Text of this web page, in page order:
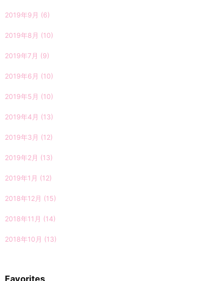
2019年9月 (6)
2019年8月 (10)
2019年7月 (9)
2019年6月 (10)
2019年5月 (10)
2019年4月 (13)
2019年3月 (12)
2019年2月 (13)
2019年1月 (12)
2018年12月 (15)
2018年11月 (14)
2018年10月 (13)
Favorites